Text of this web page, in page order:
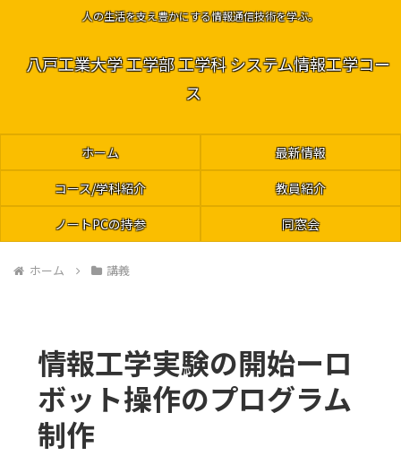
人の生活を支え豊かにする情報通信技術を学ぶ。
八戸工業大学 工学部 工学科 システム情報工学コー
ス
ホーム
最新情報
コース/学科紹介
教員紹介
ノートPCの持参
同窓会
ホーム 講義
情報工学実験の開始ーロ
ボット操作のプログラム
制作